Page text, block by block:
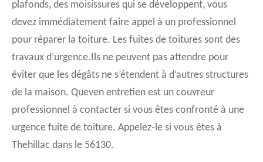
plafonds, des moisissures qui se développent, vous
devez immédiatement faire appel à un professionnel
pour réparer la toiture. Les fuites de toitures sont des
travaux d’urgence.Ils ne peuvent pas attendre pour
éviter que les dégâts ne s’étendent à d’autres structures
de la maison. Queven entretien est un couvreur
professionnel à contacter si vous êtes confronté à une
urgence fuite de toiture. Appelez-le si vous êtes à
Thehillac dans le 56130.